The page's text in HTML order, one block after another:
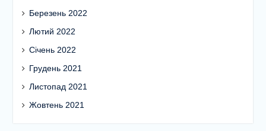
Березень 2022
Лютий 2022
Січень 2022
Грудень 2021
Листопад 2021
Жовтень 2021